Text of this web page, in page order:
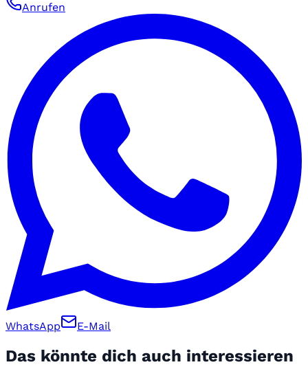
Anrufen
WhatsApp E-Mail
Das könnte dich auch interessieren